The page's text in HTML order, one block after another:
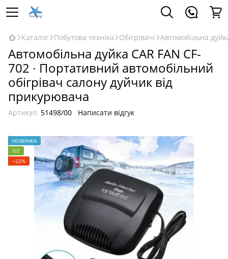
Каталог Побутова техніка Обігрівачі Автомобільна
Автомобільна дуйка CAR FAN CF-
702 ∙ Портативний автомобільний
обігрівач салону дуйчик від
прикурювача
Артикул: 51498/00 Написати відгук
НОВИНКА
ХІТ
−22%